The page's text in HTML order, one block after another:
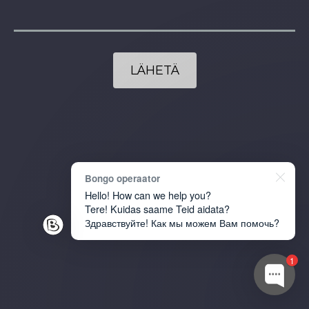
1
Bongo operaator
Hello! How can we help you?
Tere! Kuidas saame Teid aidata?
Здравствуйте! Как мы можем Вам помочь?